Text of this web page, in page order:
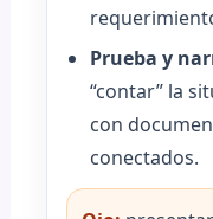
Prueba y
“contar” la
con
conectados.